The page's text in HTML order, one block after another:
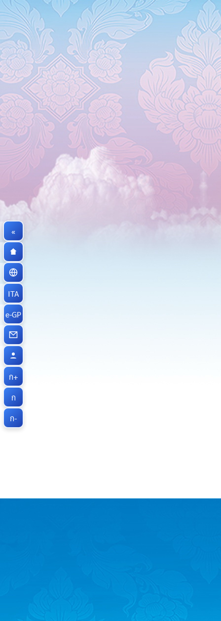
«
ITA
e-GP
ก+
ก
ก-